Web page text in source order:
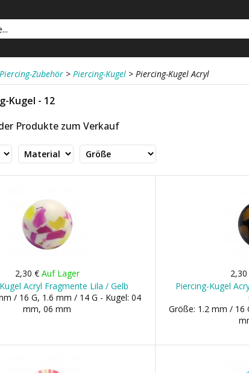
Piercing-Zubehör > Piercing-Kugel > Piercing-Kugel Acryl
Kugel - 12
Produkte zum Verkauf
2,30 € Auf Lager
Acryl Fragmente Lila / Gelb
/ 16 G, 1.6 mm / 14 G - Kugel: 04
mm, 06 mm
Piercing-Kugel
Größe: 1.2 mm / 16